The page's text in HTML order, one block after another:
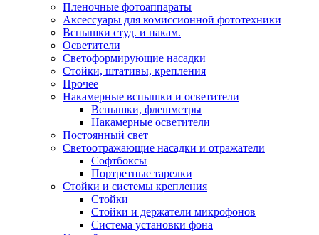
Пленочные фотоаппараты
Аксессуары для комиссионной фототехники
Вспышки студ. и накам.
Осветители
Светоформирующие насадки
Стойки, штативы, крепления
Прочее
Накамерные вспышки и осветители
Вспышки, флешметры
Накамерные осветители
Постоянный свет
Светоотражающие насадки и отражатели
Софтбоксы
Портретные тарелки
Стойки и системы крепления
Стойки
Стойки и держатели микрофонов
Система установки фона